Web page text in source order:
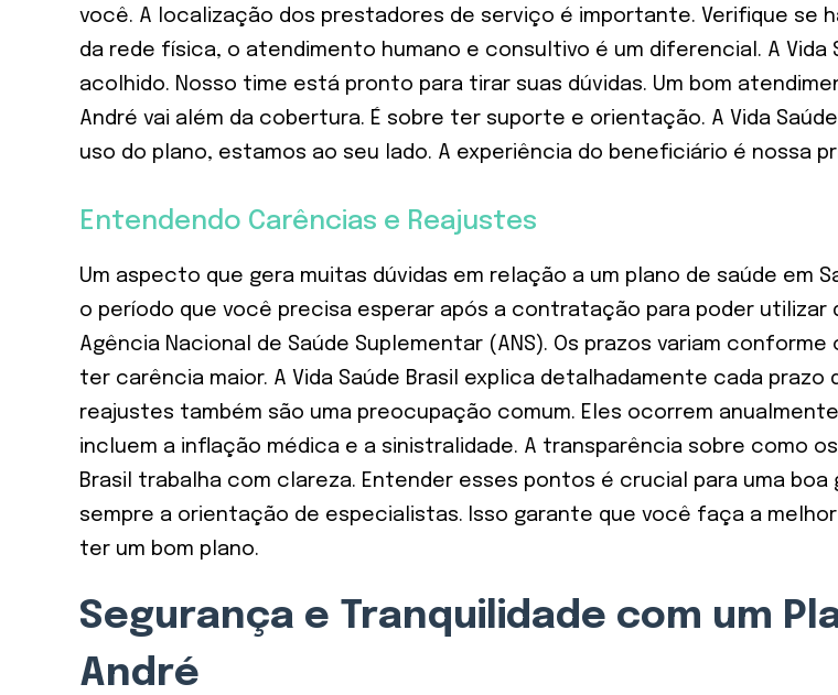
você. A localização dos prestadores de serviço é importante. Verifique se
da rede física, o atendimento humano e consultivo é um diferencial. A
acolhido. Nosso time está pronto para tirar suas dúvidas. Um bom
André vai além da cobertura. É sobre ter suporte e orientação. A Vida
uso do plano, estamos ao seu lado. A experiência do beneficiário é nossa
Entendendo Carências e Reajustes
Um aspecto que gera muitas dúvidas em relação a um plano de saúde em
o período que você precisa esperar após a contratação para poder
Agência Nacional de Saúde Suplementar (ANS). Os prazos variam
ter carência maior. A Vida Saúde Brasil explica detalhadamente cada
reajustes também são uma preocupação comum. Eles ocorrem
incluem a inflação médica e a sinistralidade. A transparência sobre como
Brasil trabalha com clareza. Entender esses pontos é crucial para uma
sempre a orientação de especialistas. Isso garante que você faça a
ter um bom plano.
Segurança e Tranquilidade com um
André